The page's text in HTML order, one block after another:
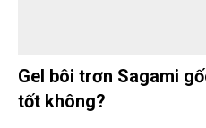
Gel bôi trơn Sagami
tốt không?